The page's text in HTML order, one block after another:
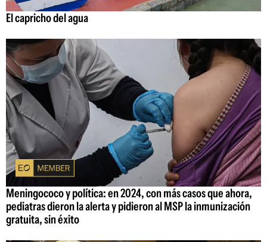
El capricho del agua
Meningococo y política: en 2024, con más casos que ahora,
pediatras dieron la alerta y pidieron al MSP la inmunización
gratuita, sin éxito